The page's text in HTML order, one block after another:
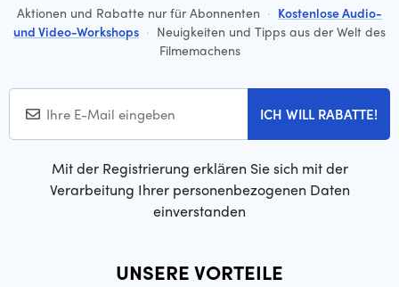
Aktionen und Rabatte nur für Abonnenten · Kostenlose Audio-
und Video-Workshops · Neuigkeiten und Tipps aus der Welt des
Filmemachens
ICH WILL RABATTE!
Mit der Registrierung erklären Sie sich mit der
Verarbeitung Ihrer personenbezogenen Daten
einverstanden
UNSERE VORTEILE